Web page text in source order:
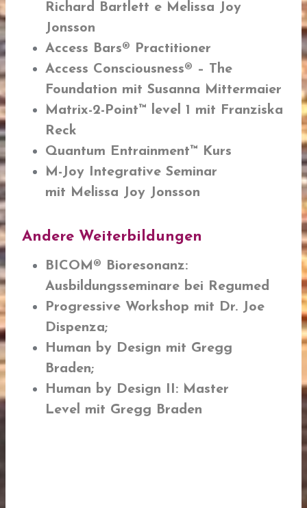
Richard Bartlett e Melissa Joy
Jonsson
Access Bars® Practitioner
Access Consciousness® – The
Foundation mit Susanna Mittermaier
Matrix-2-Point™ level 1 mit Franziska
Reck
Quantum Entrainment™ Kurs
M-Joy Integrative Seminar
mit Melissa Joy Jonsson
Andere Weiterbildungen
BICOM® Bioresonanz:
Ausbildungsseminare bei Regumed
Progressive Workshop mit Dr. Joe
Dispenza;
Human by Design mit Gregg
Braden;
Human by Design II: Master
Level mit Gregg Braden